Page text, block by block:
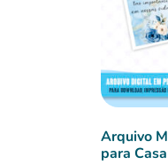
Arquivo
para